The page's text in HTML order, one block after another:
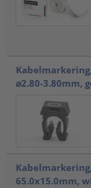
⌀2.80-3.80mm,
65.0x15.0mm,